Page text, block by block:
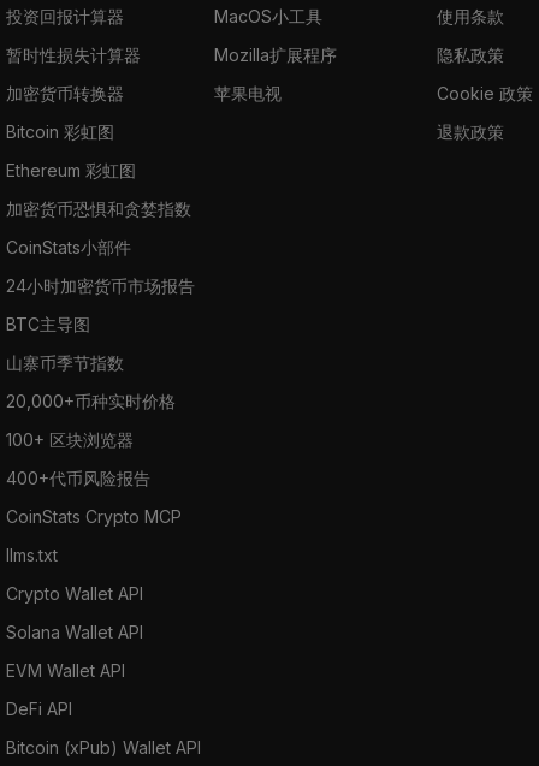
投资回报计算器
暂时性损失计算器
加密货币转换器
Bitcoin 彩虹图
Ethereum 彩虹图
加密货币恐惧和贪婪指数
CoinStats小部件
24小时加密货币市场报告
BTC主导图
山寨币季节指数
20,000+币种实时价格
100+ 区块浏览器
400+代币风险报告
CoinStats Crypto MCP
llms.txt
Crypto Wallet API
Solana Wallet API
EVM Wallet API
DeFi API
Bitcoin (xPub) Wallet API
MacOS小工具
Mozilla扩展程序
苹果电视
使用条款
隐私政策
Cookie 政策
退款政策